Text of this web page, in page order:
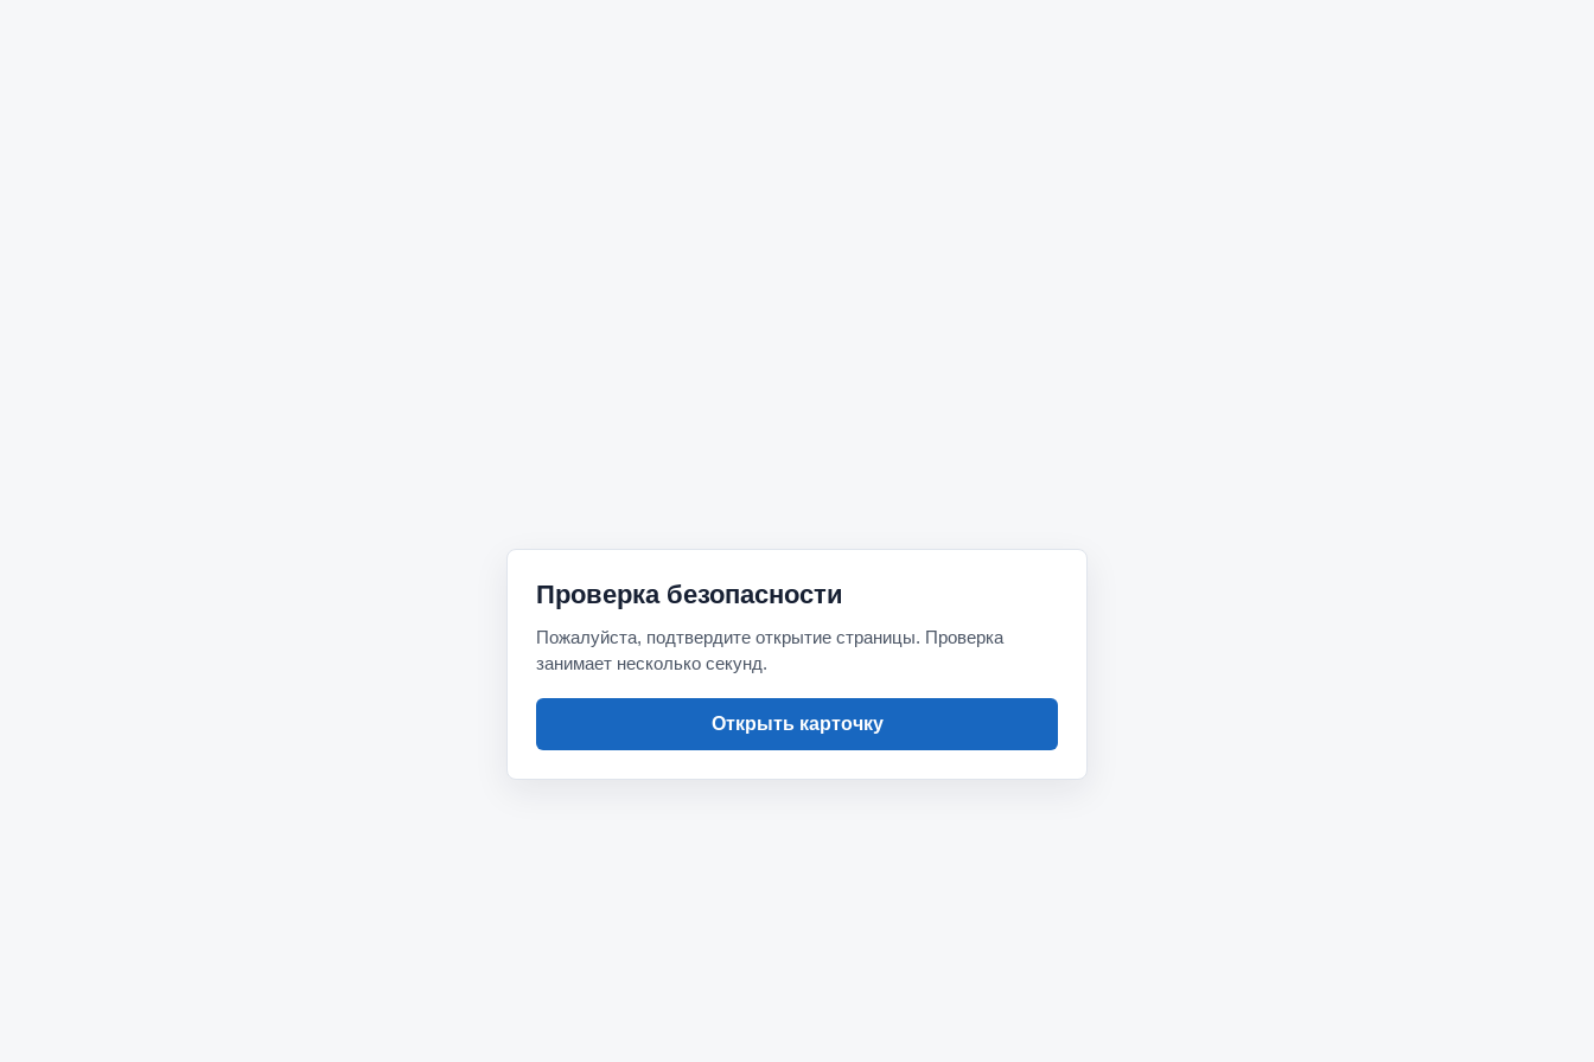
Проверка безопасности
Пожалуйста, подтвердите открытие страницы. Проверка
занимает несколько секунд.
Открыть карточку